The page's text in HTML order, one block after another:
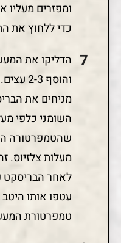
ומפזרים
כדי ללחוץ את
והוסף 2-3 עצים.
מניחים את
השומני כלפי
מעלות צלזיוס. זה
לאחר הבריסקט
עטפו אותו היטב
טמפרטורת המעשנת ל-148